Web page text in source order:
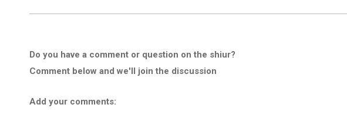
Do you have a comment or question on the shiur?
Comment below and we'll join the discussion
Add your comments: